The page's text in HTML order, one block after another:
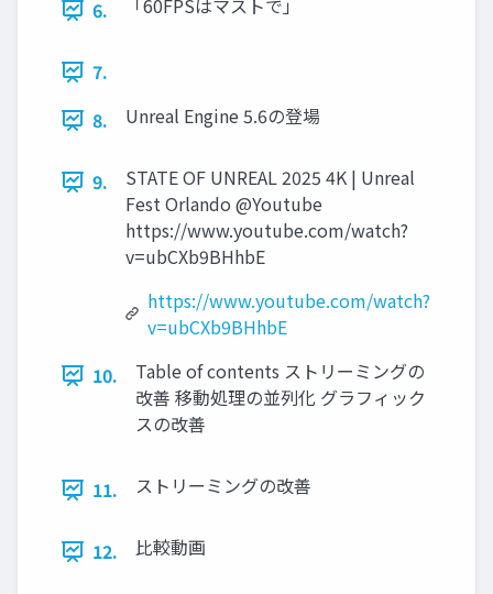
6. 「60FPSはマストで」
7.
8.
Unreal Engine 5.6の登場
9.
STATE OF UNREAL 2025 4K | Unreal
Fest Orlando @Youtube
https://www.youtube.com/watch?
v=ubCXb9BHhbE
https://www.youtube.com/watch?
v=ubCXb9BHhbE
10.
Table of contents ストリーミングの
改善 移動処理の並列化 グラフィック
スの改善
11. ストリーミングの改善
12. 比較動画